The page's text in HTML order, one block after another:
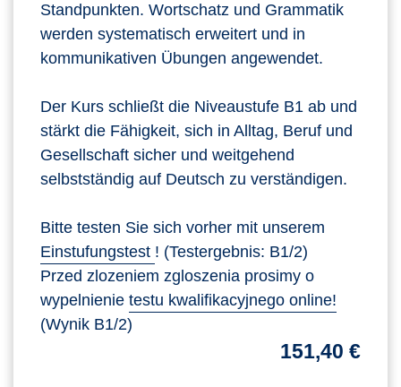
Standpunkten. Wortschatz und Grammatik
werden systematisch erweitert und in
kommunikativen Übungen angewendet.
Der Kurs schließt die Niveaustufe B1 ab und
stärkt die Fähigkeit, sich in Alltag, Beruf und
Gesellschaft sicher und weitgehend
selbstständig auf Deutsch zu verständigen.
Bitte testen Sie sich vorher mit unserem
Einstufungstest ! (Testergebnis: B1/2)
Przed zlozeniem zgloszenia prosimy o
wypelnienie testu kwalifikacyjnego online!
(Wynik B1/2)
151,40 €